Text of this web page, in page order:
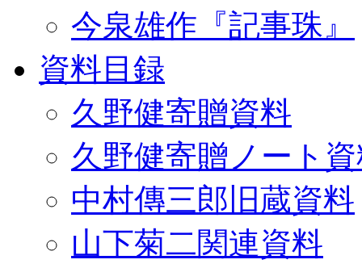
今泉雄作『記事珠』
資料目録
久野健寄贈資料
久野健寄贈ノート
中村傳三郎旧蔵資料
山下菊二関連資料